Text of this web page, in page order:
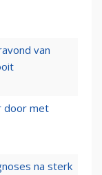
van
door met
na sterk